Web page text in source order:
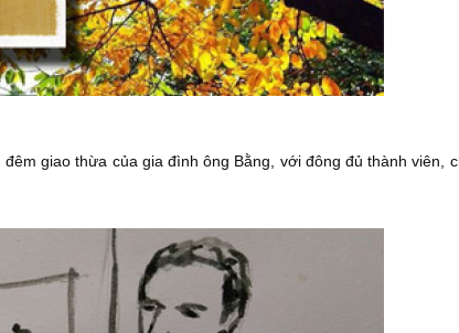
giao thừa của gia đình ông Bằng, với đông đủ thành viên,